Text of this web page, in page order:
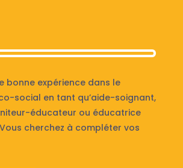
bonne expérience dans le
social en tant qu’aide-soignant,
éducateur ou éducatrice
cherchez à compléter vos